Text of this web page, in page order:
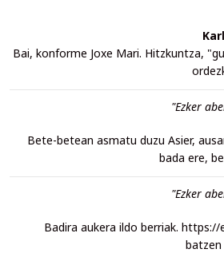
Bai, konforme Joxe Mari. Hitzkuntza,
"Ezker
Bete-betean asmatu duzu Asier,
bada ere,
"Ezker
Badira aukera ildo berriak. https://
batzen